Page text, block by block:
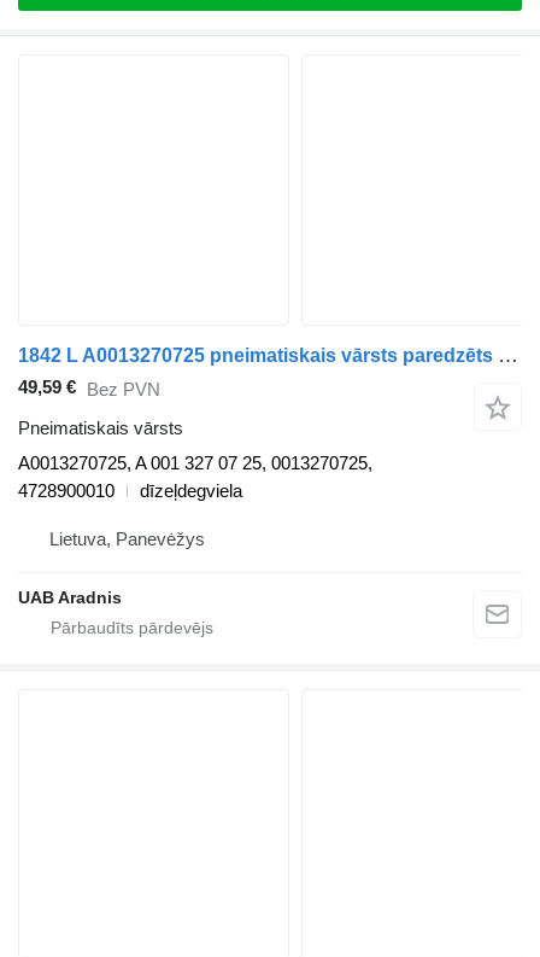
1842 L A0013270725 pneimatiskais vārsts paredzēts Mercedes-Benz ACTROS MP4 kravas automašīnas
49,59 € Bez PVN
Pneimatiskais vārsts
A0013270725, A 001 327 07 25, 0013270725,
4728900010
dīzeļdegviela
Lietuva, Panevėžys
UAB Aradnis